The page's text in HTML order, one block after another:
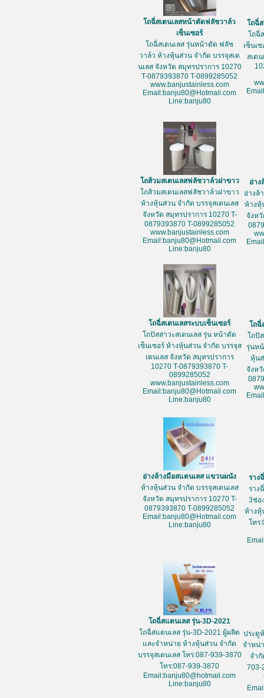
โถฉี่สเตนเลสหน้าตัดฟลัชวาล์ว
เซ็นเซอร์
โถฉี่สเตนเลส รุ่นหน้าตัด ฟลัช
วาล์ว ห้างหุ้นส่วน จำกัด บรรจุสเต
นเลส จังหวัด สมุทรปราการ 10270
T-0879393870 T-0899285052
www.banjustainless.com
Email:banju80@Hotmail.com
Line:banju80
โถฉี่
โถฉี่
เซ็นเ
สเต
โถส้วมสเตนเลสฟลัชวาล์วฝาขาว
โถส้วมสเตนเลสฟลัชวาล์วฝาขาว
ห้างหุ้นส่วน จำกัด บรรจุสเตนเลส
จังหวัด สมุทรปราการ 10270 T-
0879393870 T-0899285052
www.banjustainless.com
Email:banju80@Hotmail.com
Line:banju80
อ่าง
อ่างล้
ห้างหุ้
จังห
โถฉี่สเตนเลสระบบเซ็นเซอร์
โถปัสสาวะสเตนเลส รุ่น หน้าตัด
เซ็นเซอร์ ห้างหุ้นส่วน จำกัด บรรจุส
เตนเลส จังหวัด สมุทรปราการ
10270 T-0879393870 T-
0899285052
www.banjustainless.com
Email:banju80@Hotmail.com
Line:banju80
โถฉี่
โถปั
รุ่นห
หุ้น
จังห
อ่างล้างมือสแตนเลส แขวนผนัง
ห้างหุ้นส่วน จำกัด บรรจุสเตนเลส
จังหวัด สมุทรปราการ 10270 T-
0879393870 T-0899285052
Email:banju80@Hotmail.com
Line:banju80
ราง
ราง
3ช่อ
ห้างหุ้
โทร
โถฉี่สแตนเลส รุ่น-3D-2021
โถฉี่สแตนเลส รุ่น-3D-2021 ผู้ผลิต
และจำหน่าย ห้างหุ้นส่วน จำกัด
บรรจุสเตนเลส โทร:087-939-3870
โทร:087-939-3870
Email:banju80@hotmail.com
Line:banju80
ประตู
จำหน่
จำกั
703-